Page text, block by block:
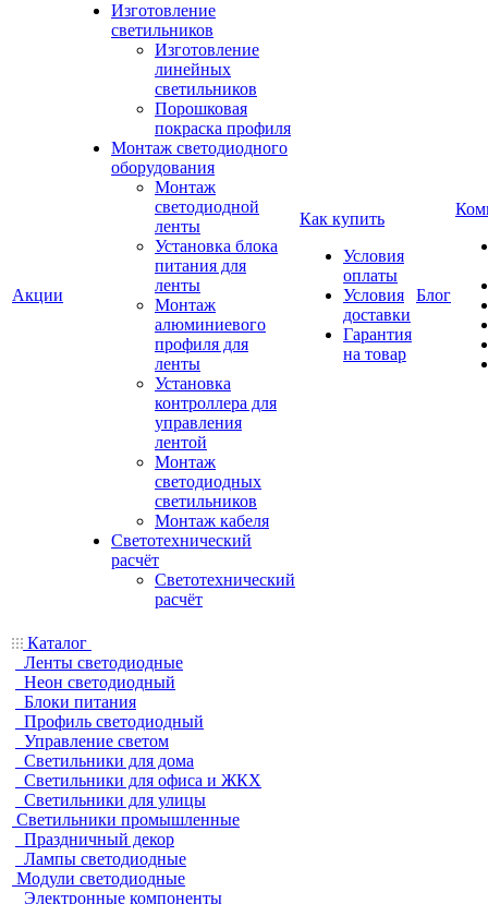
Акции
Изготовление
светильников
Изготовление
линейных
светильников
Порошковая
покраска профиля
Монтаж светодиодного
оборудования
Монтаж
светодиодной
ленты
Установка блока
питания для
ленты
Монтаж
алюминиевого
профиля для
ленты
Установка
контроллера для
управления
лентой
Монтаж
светодиодных
светильников
Монтаж кабеля
Светотехнический
расчёт
Светотехнический
расчёт
Как купить
Условия
оплаты
Условия
доставки
Гарантия
на товар
Блог
Каталог
Ленты светодиодные
Неон светодиодный
Блоки питания
Профиль светодиодный
Управление светом
Светильники для дома
Светильники для офиса и ЖКХ
Светильники для улицы
Светильники промышленные
Праздничный декор
Лампы светодиодные
Модули светодиодные
Электронные компоненты